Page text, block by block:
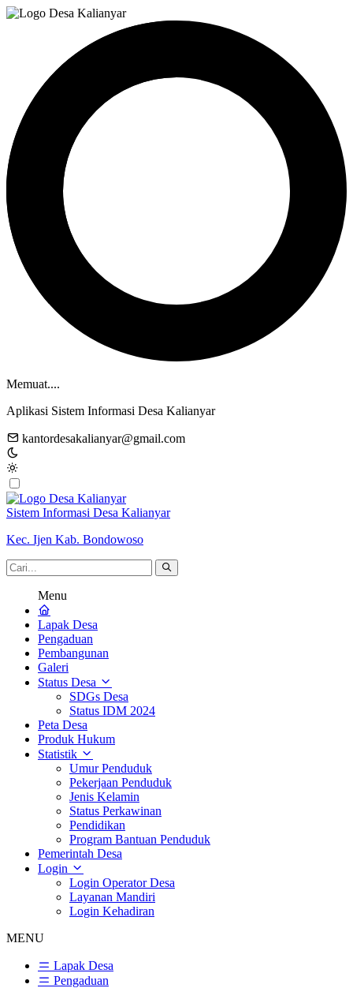
Memuat....
Aplikasi Sistem Informasi Desa Kalianyar
kantordesakalianyar@gmail.com
Sistem Informasi Desa Kalianyar
Kec. Ijen Kab. Bondowoso
Menu
Lapak Desa
Pengaduan
Pembangunan
Galeri
Status Desa
SDGs Desa
Status IDM 2024
Peta Desa
Produk Hukum
Statistik
Umur Penduduk
Pekerjaan Penduduk
Jenis Kelamin
Status Perkawinan
Pendidikan
Program Bantuan Penduduk
Pemerintah Desa
Login
Login Operator Desa
Layanan Mandiri
Login Kehadiran
MENU
Lapak Desa
Pengaduan